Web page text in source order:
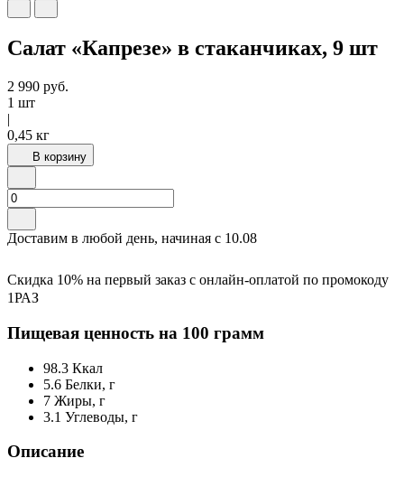
Салат «Капрезе» в стаканчиках, 9 шт
2 990 руб.
1 шт
|
0,45 кг
В корзину
Доставим в любой день, начиная с 10.08
Скидка 10% на первый заказ с онлайн-оплатой по промокоду
1РАЗ
Пищевая ценность на 100 грамм
98.3 Ккал
5.6 Белки, г
7 Жиры, г
3.1 Углеводы, г
Описание